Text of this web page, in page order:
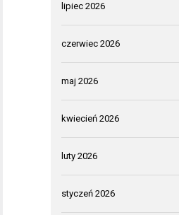
lipiec 2026
czerwiec 2026
maj 2026
kwiecień 2026
luty 2026
styczeń 2026